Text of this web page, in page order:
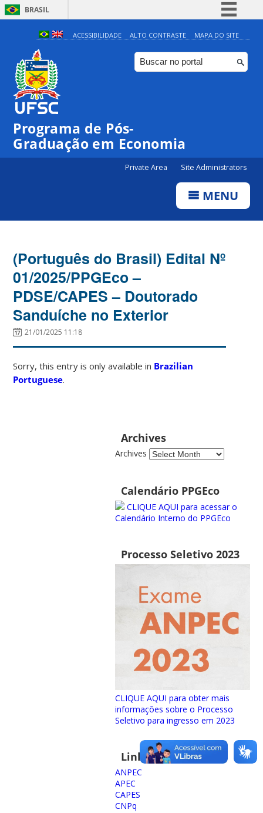
BRASIL
Simplifique!
Comunica BR
Participe
ACESSIBILIDADE ALTO CONTRASTE MAPA DO SITE
Programa de Pós-
Graduação em Economia
Private Area Site Administrators
MENU
(Português do Brasil) Edital Nº
01/2025/PPGEco –
PDSE/CAPES – Doutorado
Sanduíche no Exterior
21/01/2025 11:18
Sorry, this entry is only available in Brazilian
Portuguese.
Archives
Archives
Calendário PPGEco
CLIQUE AQUI para acessar o
Calendário Interno do PPGEco
Processo Seletivo 2023
CLIQUE AQUI para obter mais
informações sobre o Processo
Seletivo para ingresso em 2023
Links importantes
ANPEC
APEC
CAPES
CNPq